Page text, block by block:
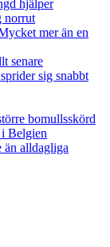
hjälper
norrut
mer än en
senare
sig snabbt
bomullsskörd
Belgien
än alldagliga